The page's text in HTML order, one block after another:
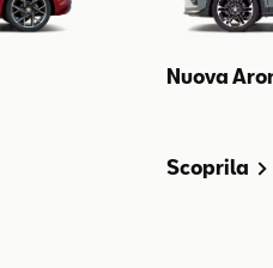
Nuova
Scoprila